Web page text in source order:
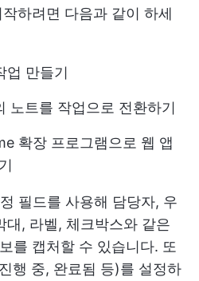
하려면 다음과 같이 하세
업 만들기
노트를 작업으로 전환하기
확장 프로그램으로 웹 앱
필드를 사용해 담당자, 우
대, 라벨, 체크박스와 같은
를 캡처할 수 있습니다. 또
행 중, 완료됨 등)를 설정하